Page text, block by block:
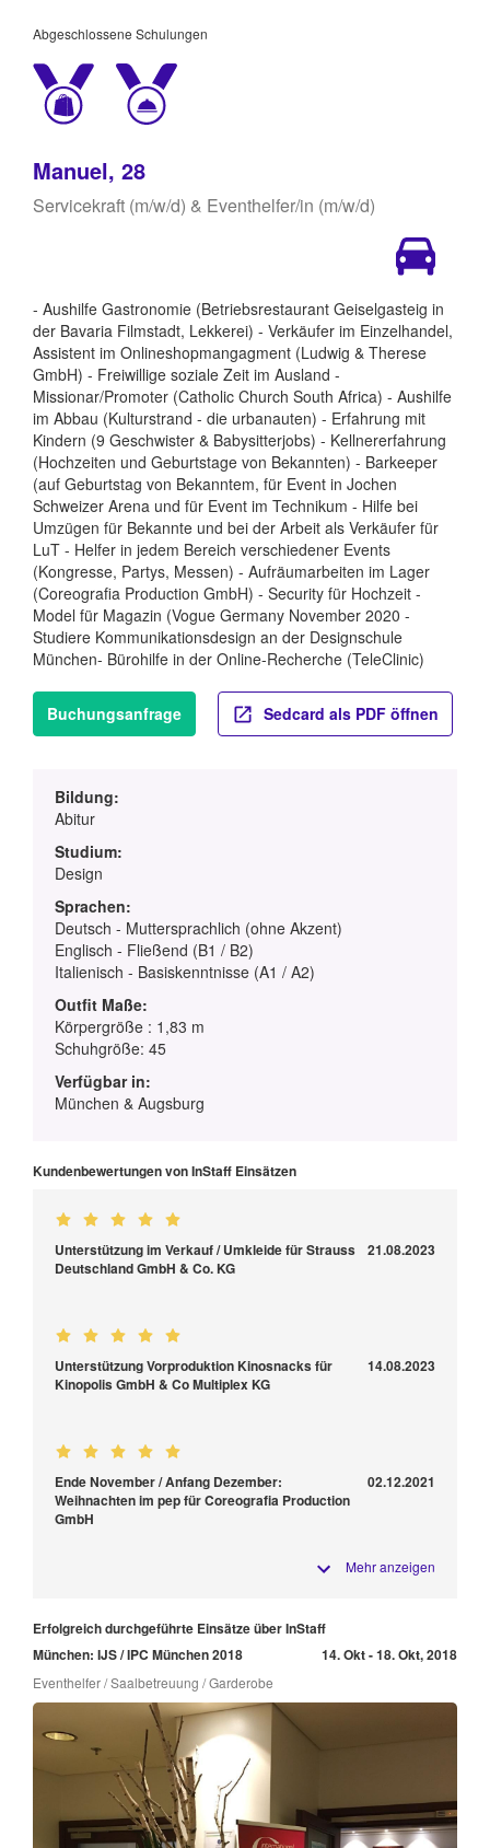
Abgeschlossene Schulungen
Manuel, 28
Servicekraft (m/w/d) & Eventhelfer/in (m/w/d)
- Aushilfe Gastronomie (Betriebsrestaurant Geiselgasteig in
der Bavaria Filmstadt, Lekkerei) - Verkäufer im Einzelhandel,
Assistent im Onlineshopmangagment (Ludwig & Therese
GmbH) - Freiwillige soziale Zeit im Ausland -
Missionar/Promoter (Catholic Church South Africa) - Aushilfe
im Abbau (Kulturstrand - die urbanauten) - Erfahrung mit
Kindern (9 Geschwister & Babysitterjobs) - Kellnererfahrung
(Hochzeiten und Geburtstage von Bekannten) - Barkeeper
(auf Geburtstag von Bekanntem, für Event in Jochen
Schweizer Arena und für Event im Technikum - Hilfe bei
Umzügen für Bekannte und bei der Arbeit als Verkäufer für
LuT - Helfer in jedem Bereich verschiedener Events
(Kongresse, Partys, Messen) - Aufräumarbeiten im Lager
(Coreografia Production GmbH) - Security für Hochzeit -
Model für Magazin (Vogue Germany November 2020 -
Studiere Kommunikationsdesign an der Designschule
München- Bürohilfe in der Online-Recherche (TeleClinic)
Buchungsanfrage Sedcard als PDF öffnen
Bildung:
Abitur
Studium:
Design
Sprachen:
Deutsch - Muttersprachlich (ohne Akzent)
Englisch - Fließend (B1 / B2)
Italienisch - Basiskenntnisse (A1 / A2)
Outfit Maße:
Körpergröße : 1,83 m
Schuhgröße: 45
Verfügbar in:
München & Augsburg
Kundenbewertungen von InStaff Einsätzen
Unterstützung im Verkauf / Umkleide für Strauss
Deutschland GmbH & Co. KG
21.08.2023
Unterstützung Vorproduktion Kinosnacks für
Kinopolis GmbH & Co Multiplex KG
14.08.2023
Ende November / Anfang Dezember:
Weihnachten im pep für Coreografia Production
GmbH
02.12.2021
Mehr anzeigen
Erfolgreich durchgeführte Einsätze über InStaff
München: IJS / IPC München 2018
14. Okt - 18. Okt, 2018
Eventhelfer / Saalbetreuung / Garderobe